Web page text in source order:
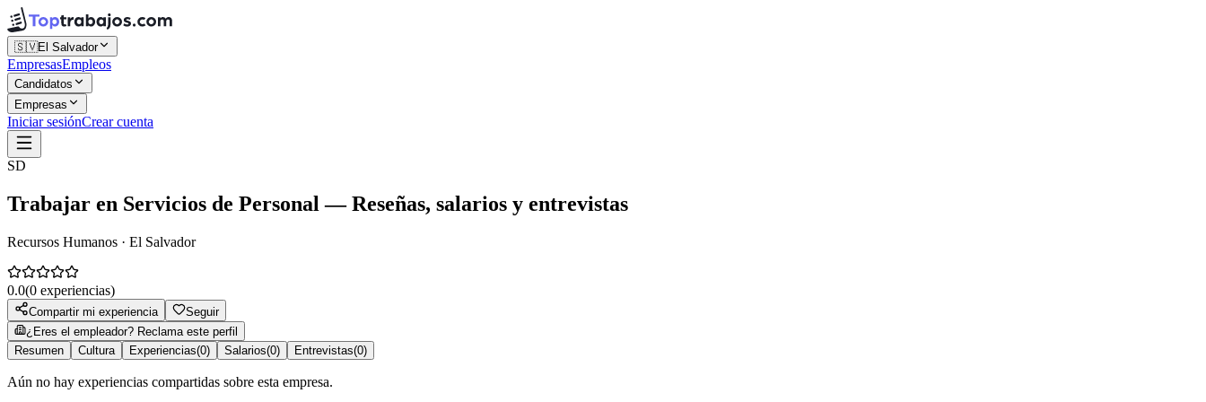
🇸🇻El Salvador
EmpresasEmpleos
Candidatos
Empresas
Iniciar sesiónCrear cuenta
SD
Trabajar en Servicios de Personal — Reseñas, salarios y entrevistas
Recursos Humanos · El Salvador
0.0(0 experiencias)
Compartir mi experiencia
Seguir
¿Eres el empleador? Reclama este perfil
Resumen
Cultura Experiencias(0) Salarios(0) Entrevistas(0)
Aún no hay experiencias compartidas sobre esta empresa.